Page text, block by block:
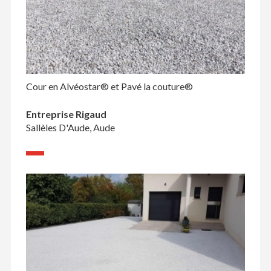
Cour en Alvéostar® et Pavé la couture®
Entreprise Rigaud
Sallèles D'Aude, Aude